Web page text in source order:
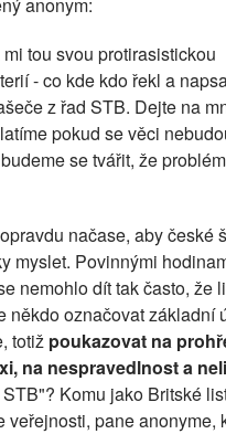
tou svou protirasistickou
- co kde kdo řekl a
z řad STB. Dejte na
pokud se věci
se tvářit, že
načase, aby české
myslet. Povinnými
nemohlo dít tak často, že
někdo označovat základní
totiž poukazovat na
na nespravedlnost a
Komu jako Britské
veřejnosti, pane anonyme,